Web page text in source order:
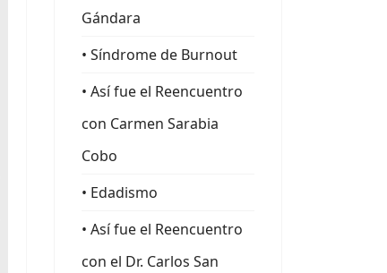
Gándara
• Síndrome de Burnout
• Así fue el Reencuentro
con Carmen Sarabia
Cobo
• Edadismo
• Así fue el Reencuentro
con el Dr. Carlos San